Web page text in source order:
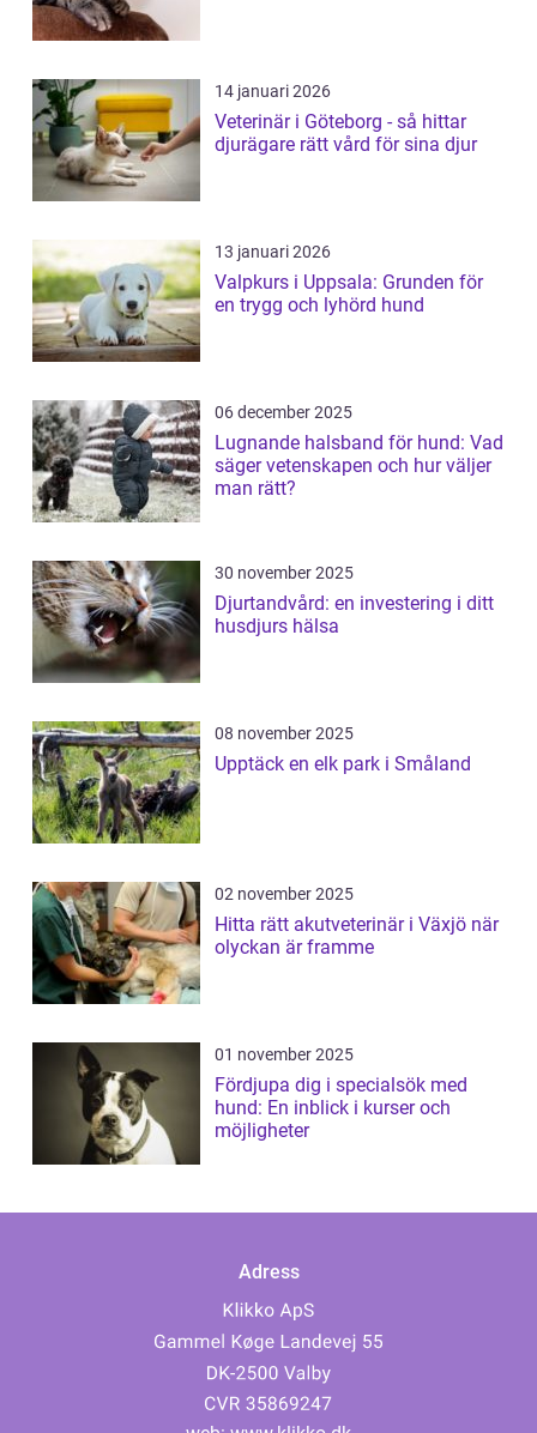
14 januari 2026
Veterinär i Göteborg - så hittar
djurägare rätt vård för sina djur
13 januari 2026
Valpkurs i Uppsala: Grunden för
en trygg och lyhörd hund
06 december 2025
Lugnande halsband för hund: Vad
säger vetenskapen och hur väljer
man rätt?
30 november 2025
Djurtandvård: en investering i ditt
husdjurs hälsa
08 november 2025
Upptäck en elk park i Småland
02 november 2025
Hitta rätt akutveterinär i Växjö när
olyckan är framme
01 november 2025
Fördjupa dig i specialsök med
hund: En inblick i kurser och
möjligheter
Adress